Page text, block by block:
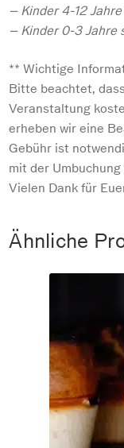
– Kinder 4-12 Jahre
– Kinder 0-3 Jahre
** Wichtige
Bitte beachtet,
Veranstaltung
erheben wir eine
Gebühr ist
mit der
Vielen Dank für
Ähnliche
So. 20.12.2026
Serviertes
Frei-Getränke aus